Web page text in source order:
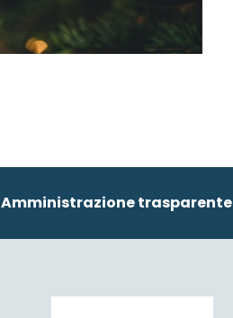
Amministrazione trasparente